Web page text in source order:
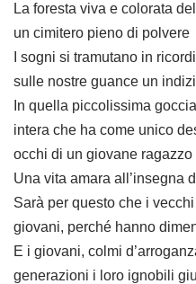
La foresta viva e colorata
un cimitero pieno di polvere
I sogni si tramutano in
sulle nostre guance un
In quella piccolissima
intera che ha come unico
occhi di un giovane ragazzo
Una vita amara all’insegna
Sarà per questo che i
giovani, perché hanno
E i giovani, colmi
generazioni i loro ignobili